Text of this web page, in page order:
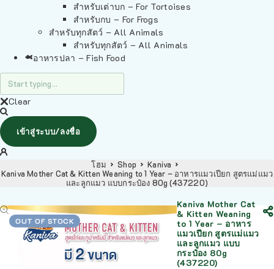
สำหรับเต่าบก – For Tortoises
สำหรับกบ – For Frogs
สำหรับทุกสัตว์ – All Animals
สำหรับทุกสัตว์ – All Animals
อาหารปลา – Fish Food
Clear
เข้าสู่ระบบ/ลงชื่อ
โฮม Shop
Kaniva
Kaniva Mother Cat & Kitten Weaning to 1 Year – อาหารแมวเปียก สูตรแม่แมว
และลูกแมว แบบกระป๋อง 80g (437220)
OUT OF STOCK
Kaniva Mother Cat
& Kitten Weaning
to 1 Year – อาหาร
แมวเปียก สูตรแม่แมว
และลูกแมว แบบ
กระป๋อง 80g
(437220)